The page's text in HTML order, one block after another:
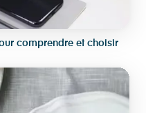
comprendre et choisir